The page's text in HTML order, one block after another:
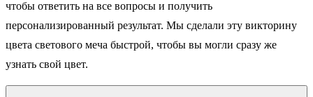
чтобы ответить на все вопросы и получить
персонализированный результат. Мы сделали эту викторину
цвета светового меча быстрой, чтобы вы могли сразу же
узнать свой цвет.